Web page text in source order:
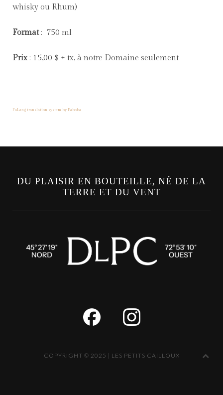
whisky ou Rhum)
Format: 750 ml
Prix: 15,00 $ + tx, à notre Domaine seulement
FaLang translation system by Faboba
DU PLAISIR EN BOUTEILLE, NÉ DE LA
TERRE ET DU VENT
COPYRIGHT © 2025 | LES PETITS CAILLOUX